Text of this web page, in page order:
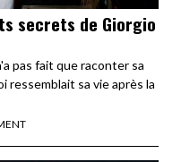
secrets de Giorgio
pas fait que raconter sa
ressemblait sa vie après la